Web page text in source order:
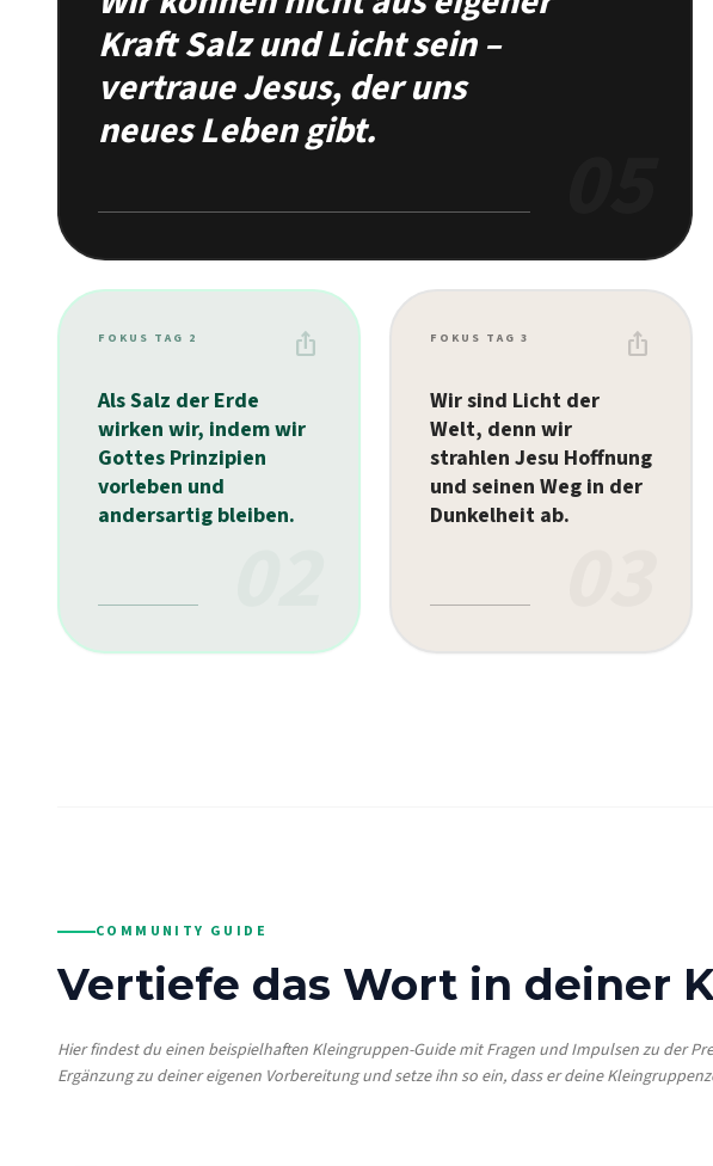
Kraft Salz und Licht sein –
vertraue Jesus, der uns
neues Leben gibt.
FOKUS TAG 2 ios_share
Als Salz der Erde
wirken wir, indem wir
Gottes Prinzipien
vorleben und
andersartig bleiben.
FOKUS TAG 3 ios_share
Wir sind Licht der
Welt, denn wir
strahlen Jesu Hoffnung
und seinen Weg in der
Dunkelheit ab.
COMMUNITY GUIDE
Vertiefe das Wort in deiner
Hier findest du einen beispielhaften Kleingruppen-Guide mit Fragen und Impulsen zu der
Ergänzung zu deiner eigenen Vorbereitung und setze ihn so ein, dass er deine